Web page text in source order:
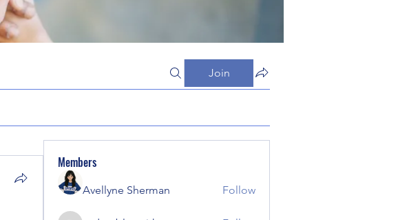
Join
Members
Avellyne Sherman Follow